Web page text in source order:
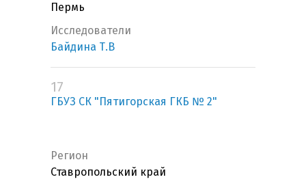
Пермь
Исследователи
Байдина Т.В
17
ГБУЗ СК "Пятигорская ГКБ № 2"
Регион
Ставропольский край